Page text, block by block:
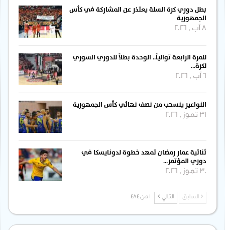
بطل دوري كرة السلة يعتذر عن المشاركة في كأس
الجمهورية
للمرة الرابعة توالياً.. الوحدة بطلاً للدوري السوري
لكرة…
النواعير ينسحب من نصف نهائي كأس الجمهورية
31 تموز , 2026
ثنائية عمار رمضان تمهد خطوة لدونايسكا في
دوري المؤتمر…
30 تموز , 2026
السابق التالي